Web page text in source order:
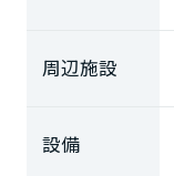
周辺施設
設備